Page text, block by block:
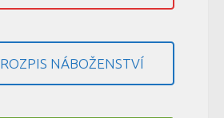
ROZPIS NÁBOŽENSTVÍ